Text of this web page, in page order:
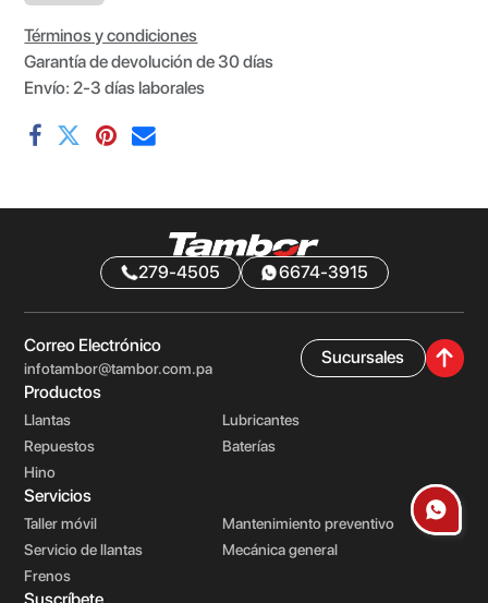
Términos y condiciones
Garantía de devolución de 30 días
Envío: 2-3 días laborales
279-4505 6674-3915
Correo Electrónico
infotambor@tambor.com.pa
Sucursales
Productos
Llantas
Lubricantes
Repuestos
Baterías
Hino
Servicios
Taller móvil
Mantenimiento preventivo
Servicio de llantas
Mecánica general
Frenos